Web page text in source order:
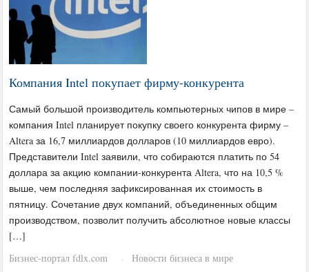
Компания Intel покупает фирму-конкурента
Самый большой производитель компьютерных чипов в мире –
компания Intel планирует покупку своего конкурента фирму –
Altera за 16,7 миллиардов долларов (10 миллиардов евро).
Представители Intel заявили, что собираются платить по 54
доллара за акцию компании-конкурента Altera, что на 10,5 %
выше, чем последняя зафиксированная их стоимость в
пятницу. Сочетание двух компаний, объединенных общим
производством, позволит получить абсолютное новые классы
[…]
Бизнес-портал fdlx.com
· Новости бизнеса в мире